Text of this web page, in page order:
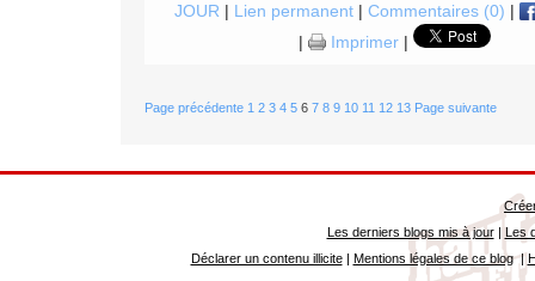
JOUR | Lien permanent| Commentaires (0) |
|
Imprimer|
Page précédente 1 2 3 4 5 6 7 8 9 10 11 12 13 Page suivante
Les derniers blogs mis à jour|
Les
Déclarer un contenu illicite| Mentions légales de ce blog|